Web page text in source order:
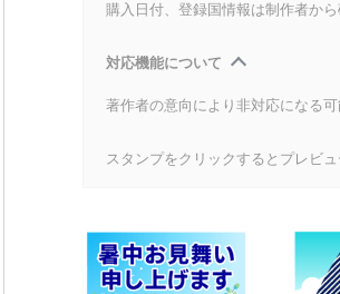
購入日付、登録国情報は制作者か
対応機能について
著作者の意向により非対応になる
スタンプをクリックするとプレビュ